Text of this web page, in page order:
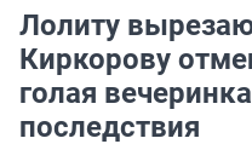
Лолиту
Киркорову
голая
последствия